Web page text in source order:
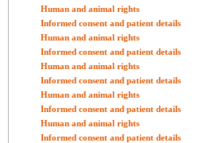
Human and animal rights
Informed consent and patient details
Human and animal rights
Informed consent and patient details
Human and animal rights
Informed consent and patient details
Human and animal rights
Informed consent and patient details
Human and animal rights
Informed consent and patient details